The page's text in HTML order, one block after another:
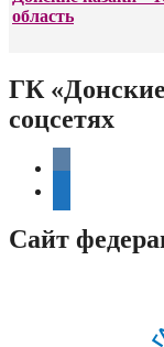
область
ГК
соцсетях
Сайт